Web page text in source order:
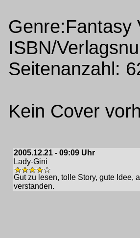
Genre:Fantasy
ISBN/
Seitenanzahl:
Kein Cover
2005.12.21 - 09:09 Uhr
Lady-Gini
Gut zu lesen, tolle Story, gute Idee,
verstanden.